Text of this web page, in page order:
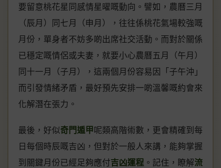
要留意桃花星同感情星曜嘅動向。譬如，農曆三月
（辰月）同七月（申月），往往係桃花氣場較強嘅
月份，單身者不妨多啲出席社交活動。而對於關係
已穩定嘅情侶或夫妻，就要小心農曆五月（午月）
同十一月（子月），這兩個月份容易因「子午沖」
而引發情緒矛盾，最好預先安排一啲溫馨嘅約會來
化解潛在張力。
最後，好似奇門遁甲呢類高階術數，更會精確到每
日每個時辰嘅吉凶，但對於一般人來講，能夠掌握
到關鍵月份已經足夠應付吉凶運程 。記住，瞭解流